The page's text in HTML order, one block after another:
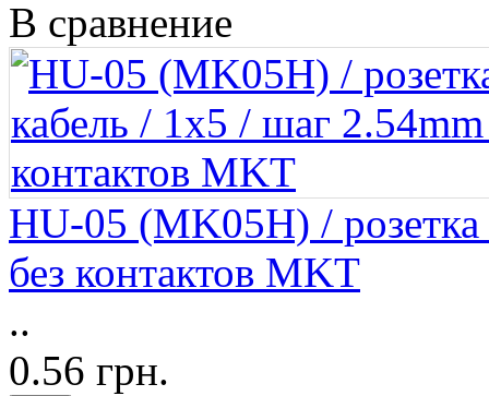
В сравнение
HU-05 (MK05H) /
без контактов MKT
..
0.56 грн.